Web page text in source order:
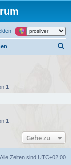
1
1
Gehe zu
Alle Zeiten sind UTC+02:00